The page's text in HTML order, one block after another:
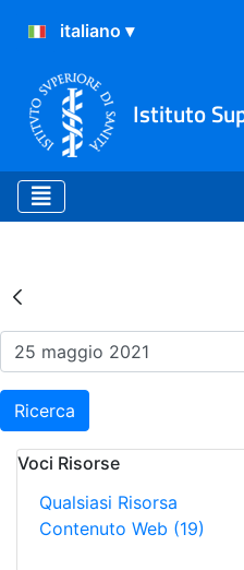
Istituto
Risultati
Ricerca
Voci Risorse
Qualsiasi Risorsa
Contenuto Web (19)